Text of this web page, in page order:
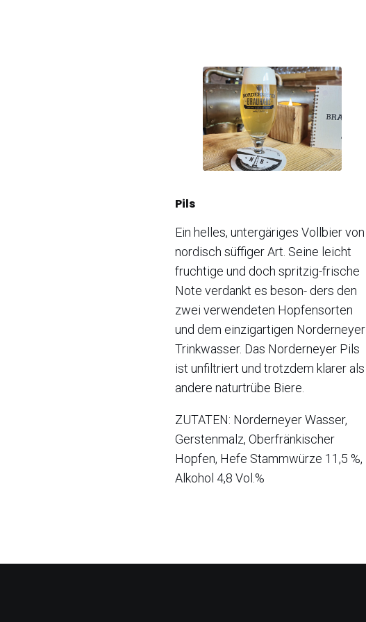
Pils
Ein helles, untergäriges Vollbier von
nordisch süffiger Art. Seine leicht
fruchtige und doch spritzig-frische
Note verdankt es beson- ders den
zwei verwendeten Hopfensorten
und dem einzigartigen Norderneyer
Trinkwasser. Das Norderneyer Pils
ist unfiltriert und trotzdem klarer als
andere naturtrübe Biere.
ZUTATEN: Norderneyer Wasser,
Gerstenmalz, Oberfränkischer
Hopfen, Hefe Stammwürze 11,5 %,
Alkohol 4,8 Vol.%